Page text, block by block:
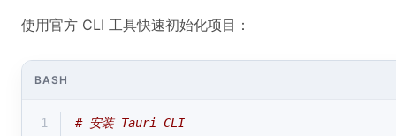
使用官方 CLI 工具快速初始化项目：
BASH
1
# 安装 Tauri CLI